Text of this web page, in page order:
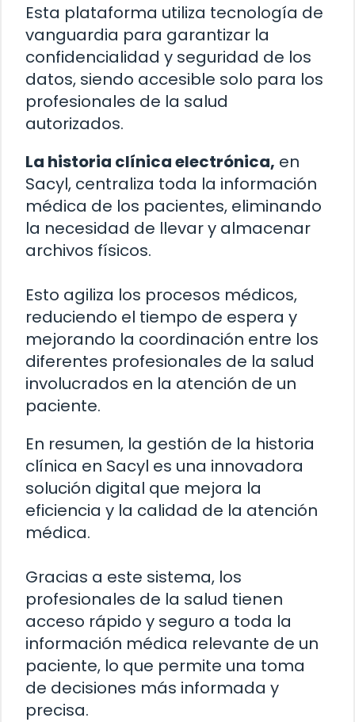
Esta plataforma utiliza tecnología de
vanguardia para garantizar la
confidencialidad y seguridad de los
datos, siendo accesible solo para los
profesionales de la salud
autorizados.
La historia clínica electrónica, en
Sacyl, centraliza toda la información
médica de los pacientes, eliminando
la necesidad de llevar y almacenar
archivos físicos.
Esto agiliza los procesos médicos,
reduciendo el tiempo de espera y
mejorando la coordinación entre los
diferentes profesionales de la salud
involucrados en la atención de un
paciente.
En resumen, la gestión de la historia
clínica en Sacyl es una innovadora
solución digital que mejora la
eficiencia y la calidad de la atención
médica.
Gracias a este sistema, los
profesionales de la salud tienen
acceso rápido y seguro a toda la
información médica relevante de un
paciente, lo que permite una toma
de decisiones más informada y
precisa.